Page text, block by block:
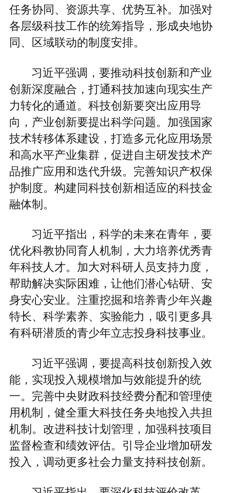
任务协同、资源共享、优势互补。加强对
各层级科技工作的统筹指导，形成央地协
同、区域联动的制度安排。
习近平强调，要推动科技创新和产业
创新深度融合，打通科技加速向现实生产
力转化的通道。科技创新要突出应用导
向，产业创新要提出科学问题。加强国家
技术转移体系建设，打造多元化应用场景
和高水平产业集群，促进自主研发技术产
品推广应用和迭代升级。完善知识产权保
护制度。构建同科技创新相适应的科技金
融体制。
习近平指出，科学的未来在青年，要
优化科教协同育人机制，大力培养优秀青
年科技人才。加大对科研人员支持力度，
帮助解决实际困难，让他们潜心钻研、安
身安心安业。注重挖掘和培养青少年兴趣
特长、科学素养、实验能力，吸引更多具
有科研潜质的青少年立志投身科技事业。
习近平强调，要提高科技创新投入效
能，实现投入规模增加与效能提升的统
一。完善中央财政科技经费分配和管理使
用机制，健全重大科技任务央地投入共担
机制。改进科技计划管理，加强科技项目
监督检查和绩效评估。引导企业增加研发
投入，调动更多社会力量支持科技创新。